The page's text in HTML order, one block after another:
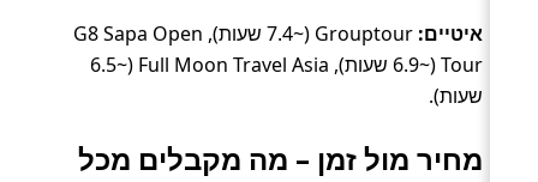
איטיים:
Grouptour (~7.4 שעות), G8 Sapa Open
Tour (~6.9 שעות), Full Moon Travel Asia (~6.5
שעות).
מחיר מול זמן – מה מקבלים מכל